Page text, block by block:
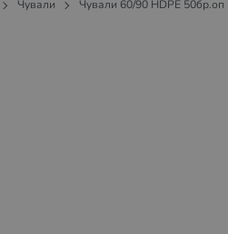
Чували Чували 60/90 HDPE 50бр.оп